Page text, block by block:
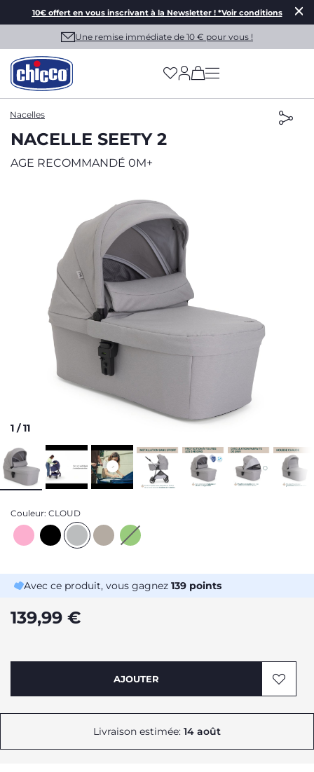
10€ offert en vous inscrivant à la Newsletter ! *Voir conditions
Une remise immédiate de 10 € pour vous !
(has more options
Nacelles
NACELLE SEETY 2
AGE RECOMMANDÉ 0M+
1 /11
Couleur: CLOUD
Avec ce produit, vous gagnez 139 points
139,99 €
AJOUTER
Livraison estimée: 14 août